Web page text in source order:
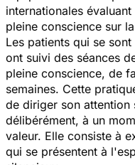
internationales
pleine conscience sur
Les patients qui se
ont suivi des séances
pleine conscience, de
semaines. Cette
de diriger son attention
délibérément, à un
valeur. Elle consiste à
qui se présentent à